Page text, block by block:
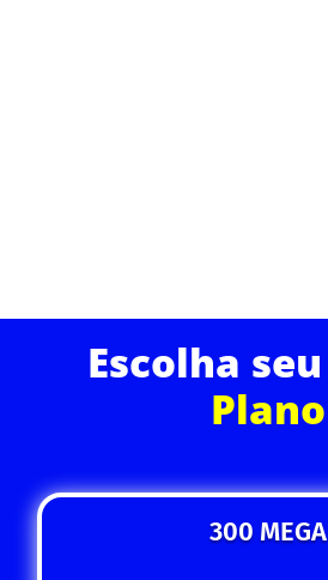
Escolha seu
Plano
300 MEGA